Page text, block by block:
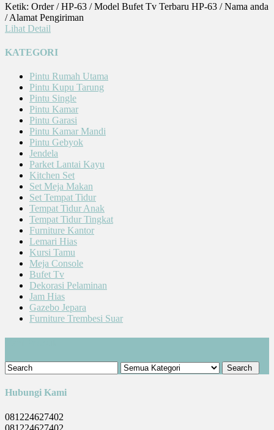
Ketik: Order / HP-63 / Model Bufet Tv Terbaru HP-63 / Nama anda
/ Alamat Pengiriman
Lihat Detail
KATEGORI
Pintu Rumah Utama
Pintu Kupu Tarung
Pintu Single
Pintu Kamar
Pintu Garasi
Pintu Kamar Mandi
Pintu Gebyok
Jendela
Parket Lantai Kayu
Kitchen Set
Set Meja Makan
Set Tempat Tidur
Tempat Tidur Anak
Tempat Tidur Tingkat
Furniture Kantor
Lemari Hias
Kursi Tamu
Meja Console
Bufet Tv
Dekorasi Pelaminan
Jam Hias
Gazebo Jepara
Furniture Trembesi Suar
Hubungi Kami
081224627402
081224627402